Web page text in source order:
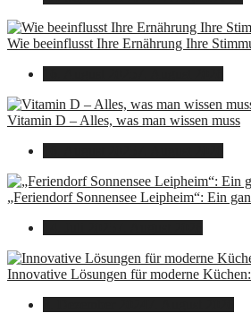
Wie beeinflusst Ihre Ernährung Ihre
Vitamin D – Alles, was man wissen muss
„Feriendorf Sonnensee Leipheim“: Ein
Innovative Lösungen für moderne